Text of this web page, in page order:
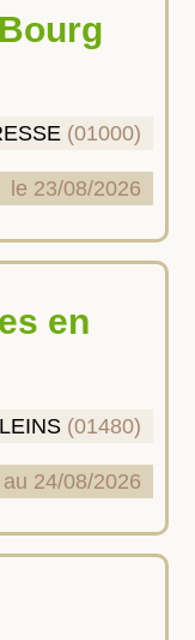
(01000)
le 23/08/2026
(01480)
24/08/2026